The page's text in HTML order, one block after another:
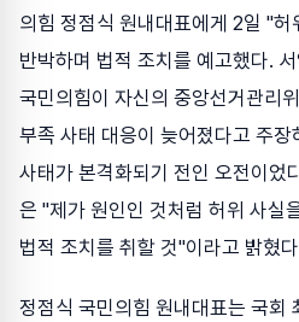
의힘 정점식 원내대표에게 2일 "
반박하며 법적 조치를 예고했다.
국민의힘이 자신의 중앙선거관리
부족 사태 대응이 늦어졌다고 주장
사태가 본격화되기 전인 오전이었
은 "제가 원인인 것처럼 허위 사실
법적 조치를 취할 것"이라고 밝혔
정점식 국민의힘 원내대표는 국회